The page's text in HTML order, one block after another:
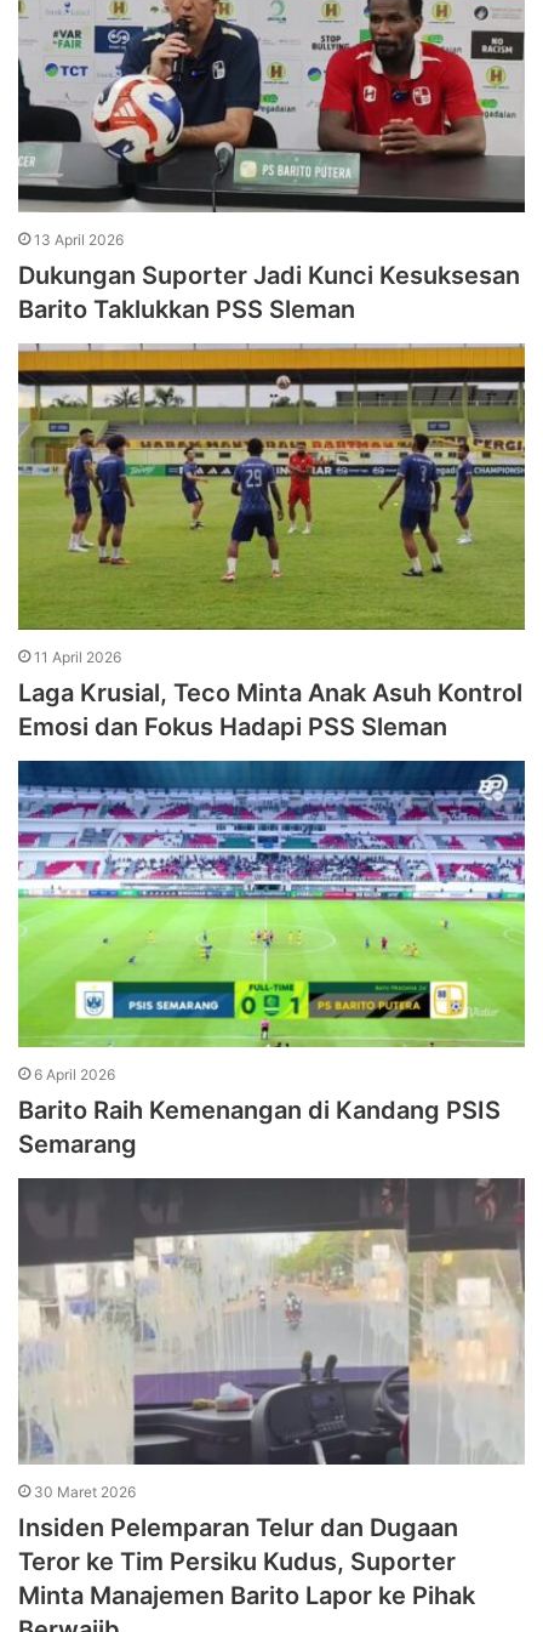
13 April 2026
Dukungan Suporter Jadi Kunci Kesuksesan
Barito Taklukkan PSS Sleman
11 April 2026
Laga Krusial, Teco Minta Anak Asuh Kontrol
Emosi dan Fokus Hadapi PSS Sleman
6 April 2026
Barito Raih Kemenangan di Kandang PSIS
Semarang
30 Maret 2026
Insiden Pelemparan Telur dan Dugaan
Teror ke Tim Persiku Kudus, Suporter
Minta Manajemen Barito Lapor ke Pihak